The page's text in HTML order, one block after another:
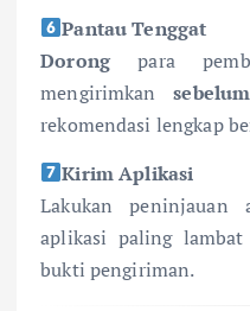
Pantau Tenggat
Dorongpara
mengirimkansebelum
rekomendasi lengkap
Kirim Aplikasi
Lakukan
aplikasi paling lambat
bukti pengiriman.